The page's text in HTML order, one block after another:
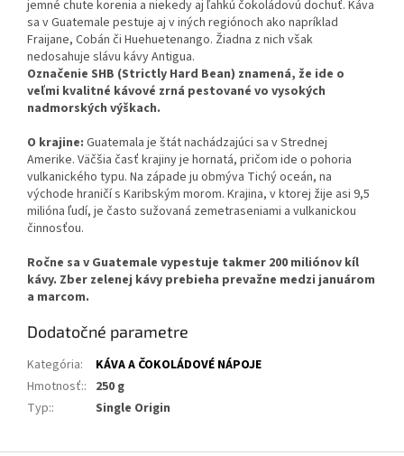
jemné chute korenia a niekedy aj ľahkú čokoládovú dochuť. Káva
sa v Guatemale pestuje aj v iných regiónoch ako napríklad
Fraijane, Cobán či Huehuetenango. Žiadna z nich však
nedosahuje slávu kávy Antigua.
Označenie SHB (Strictly Hard Bean) znamená, že ide o
veľmi kvalitné kávové zrná pestované vo vysokých
nadmorských výškach.
O krajine: Guatemala je štát nachádzajúci sa v Strednej
Amerike. Väčšia časť krajiny je hornatá, pričom ide o pohoria
vulkanického typu. Na západe ju obmýva Tichý oceán, na
východe hraničí s Karibským morom. Krajina, v ktorej žije asi 9,5
milióna ľudí, je často sužovaná zemetraseniami a vulkanickou
činnosťou.
Ročne sa v Guatemale vypestuje takmer 200 miliónov kíl
kávy. Zber zelenej kávy prebieha prevažne medzi januárom
a marcom.
Dodatočné parametre
Kategória:
KÁVA A ČOKOLÁDOVÉ NÁPOJE
Hmotnosť:: 250 g
Typ:: Single Origin